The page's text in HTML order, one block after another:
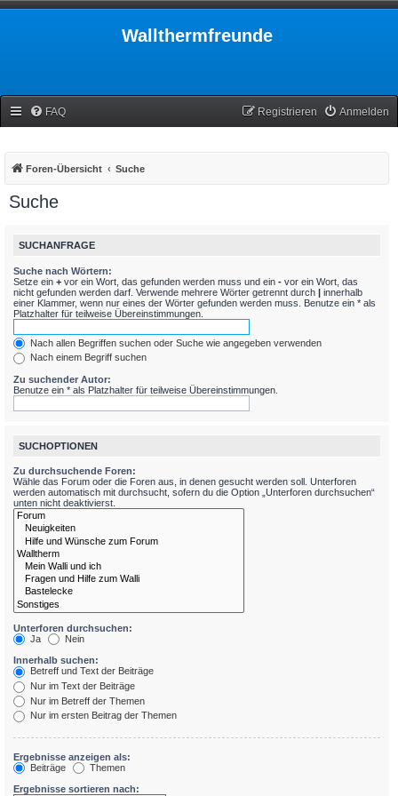
Wallthermfreunde
FAQ Anmelden
Registrieren
Foren-Übersicht Suche
Suche
SUCHANFRAGE
Suche nach Wörtern:
Setze ein + vor ein Wort, das gefunden werden muss und ein - vor ein Wort, das
nicht gefunden werden darf. Verwende mehrere Wörter getrennt durch | innerhalb
einer Klammer, wenn nur eines der Wörter gefunden werden muss. Benutze ein * als
Platzhalter für teilweise Übereinstimmungen.
Nach allen Begriffen suchen oder Suche wie angegeben verwenden
Nach einem Begriff suchen
Zu suchender Autor:
Benutze ein * als Platzhalter für teilweise Übereinstimmungen.
SUCHOPTIONEN
Zu durchsuchende Foren:
Wähle das Forum oder die Foren aus, in denen gesucht werden soll. Unterforen
werden automatisch mit durchsucht, sofern du die Option „Unterforen durchsuchen“
unten nicht deaktivierst.
Unterforen durchsuchen:
Ja
Nein
Innerhalb suchen:
Betreff und Text der Beiträge
Nur im Text der Beiträge
Nur im Betreff der Themen
Nur im ersten Beitrag der Themen
Ergebnisse anzeigen als:
Beiträge
Themen
Ergebnisse sortieren nach: